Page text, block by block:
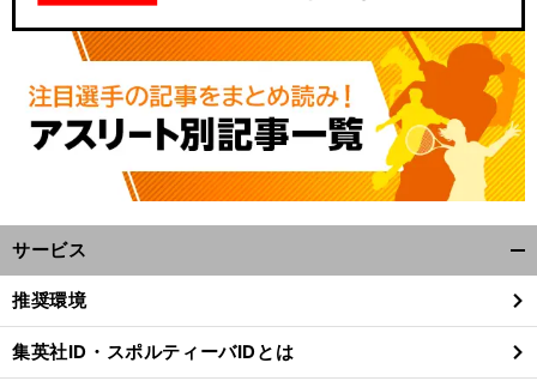
、ス
前
サービス
閉
る
推奨環境
集英社ID・スポルティーバIDとは